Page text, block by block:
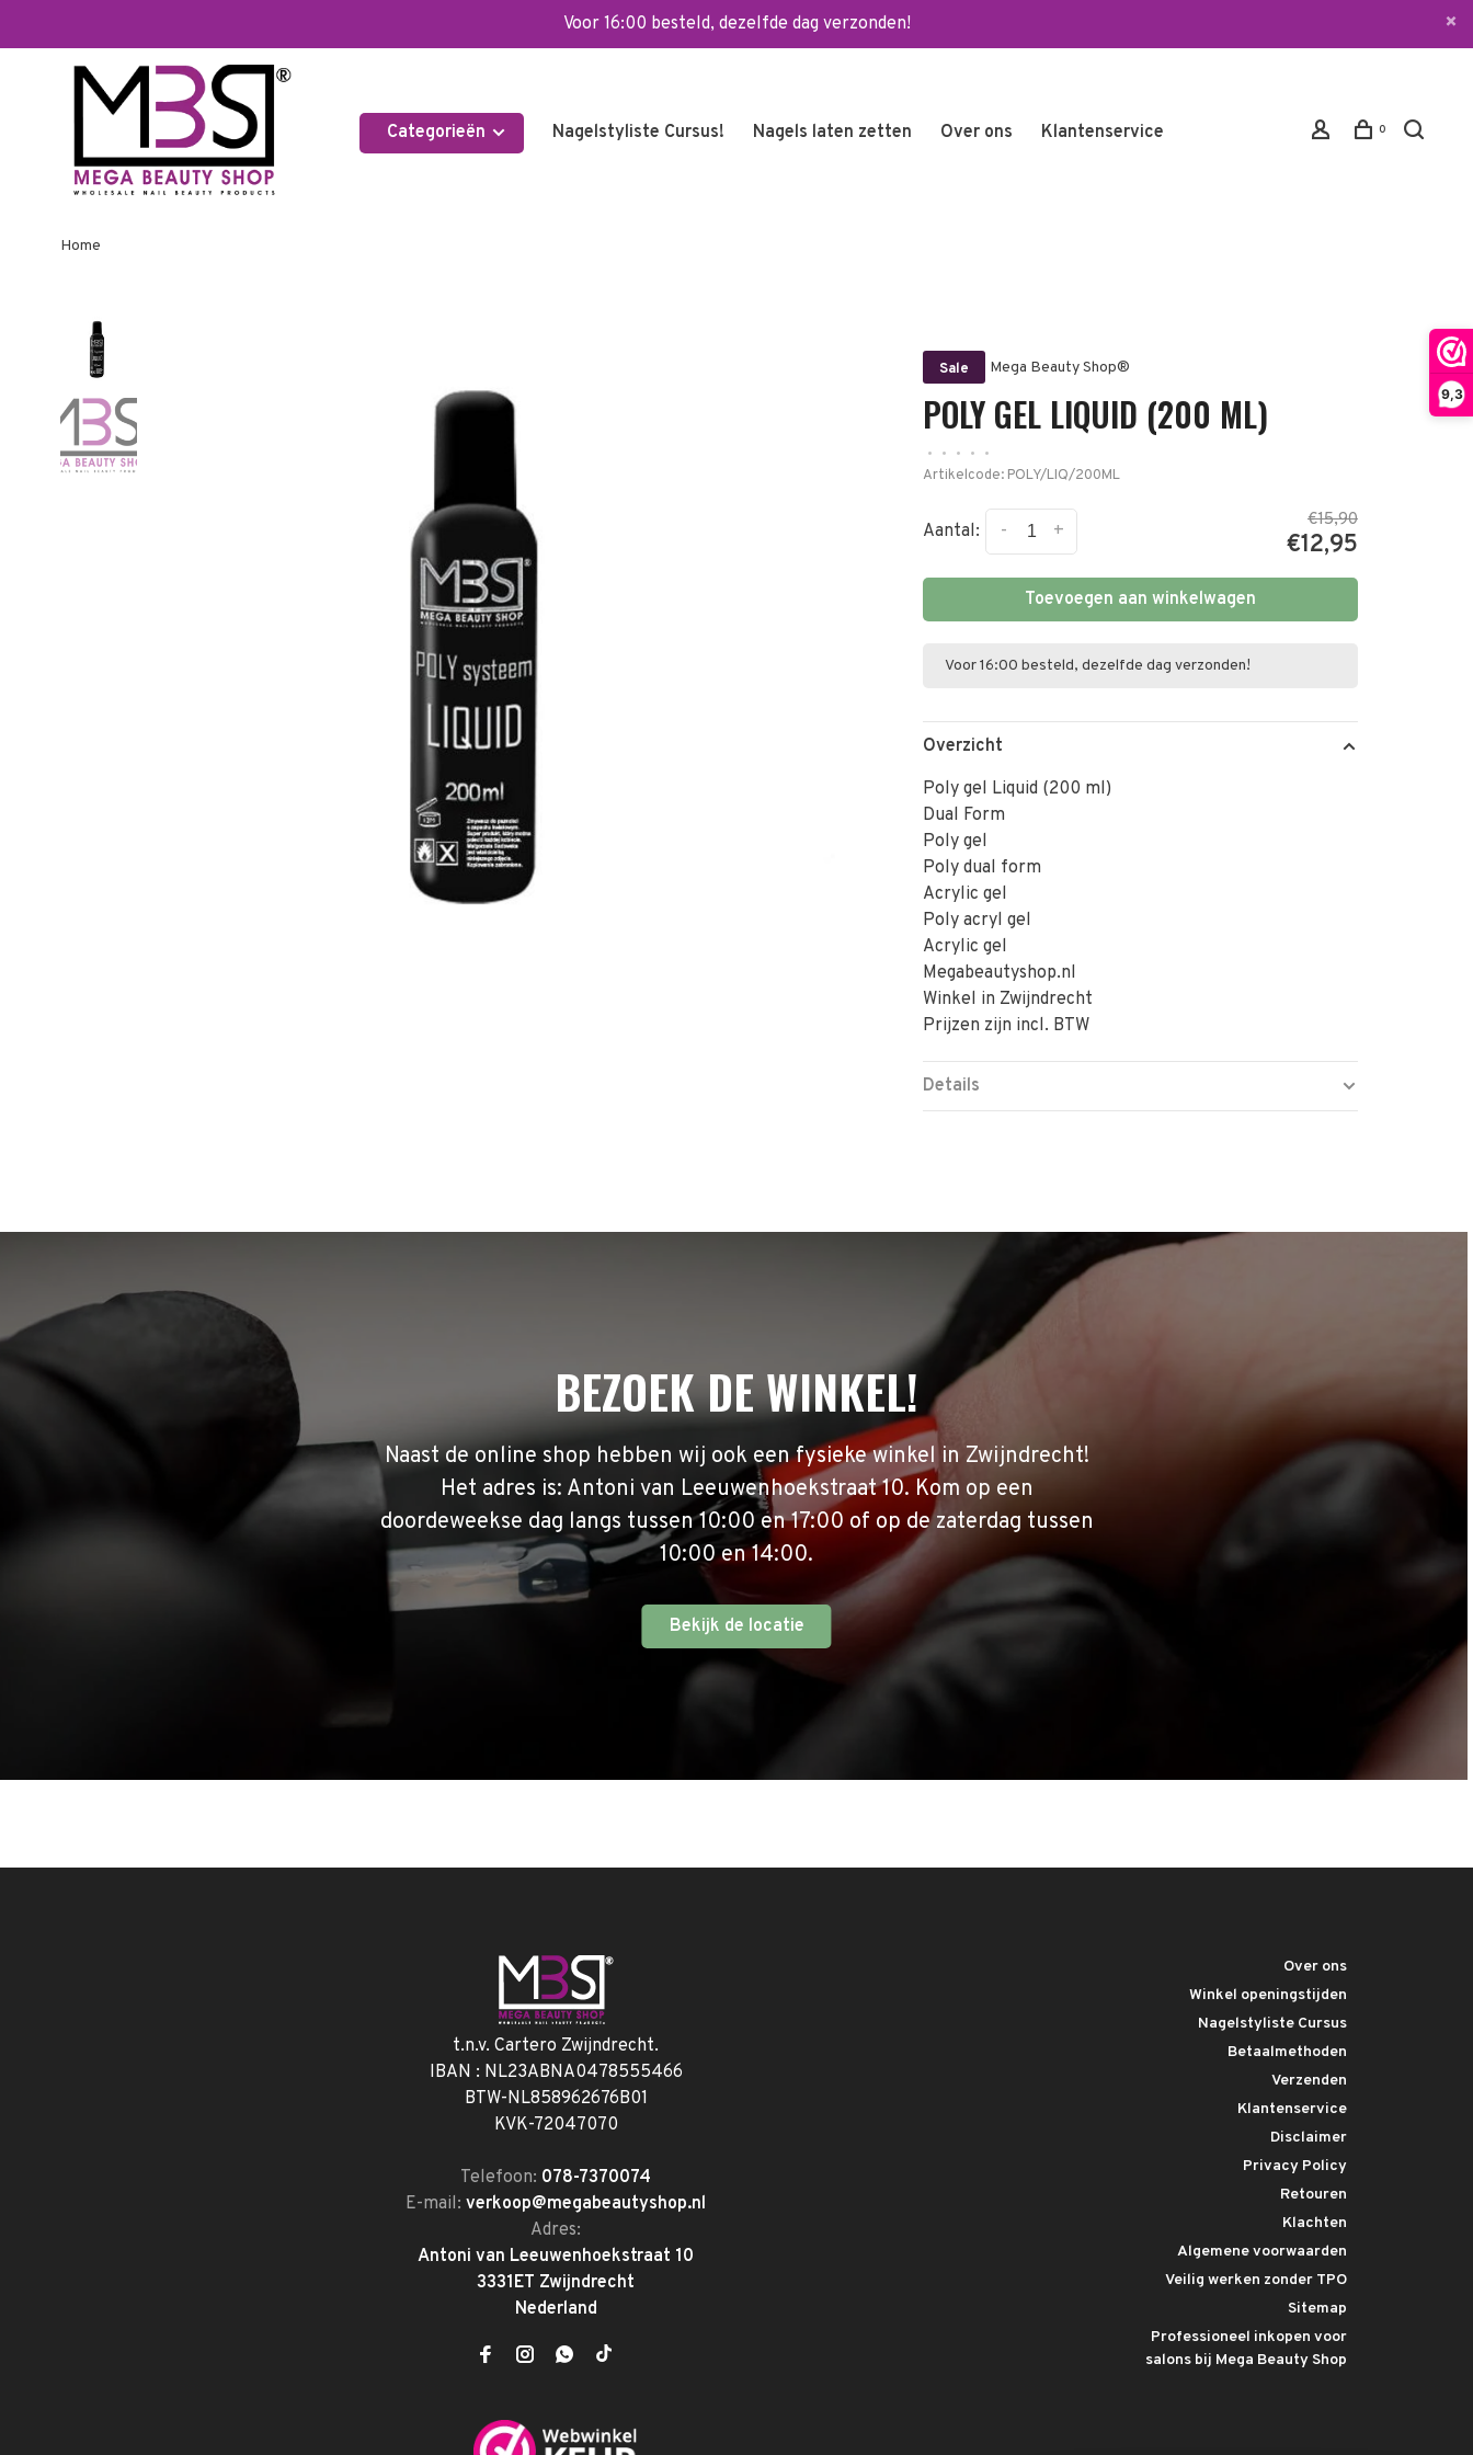
9,3
Voor 16:00 besteld, dezelfde dag verzonden!
Categorieën Nagelstyliste Cursus! Nagels laten zetten Over ons Klantenservice 0
Home
Sale Mega Beauty Shop®
POLY GEL LIQUID (200 ML)
• • • •
•
Artikelcode: POLY/LIQ/200ML
Aantal: +
-
€15,90
€12,95
Toevoegen aan winkelwagen
Voor 16:00 besteld, dezelfde dag verzonden!
Overzicht
Poly gel Liquid (200 ml)
Dual Form
Poly gel
Poly dual form
Acrylic gel
Poly acryl gel
Acrylic gel
Megabeautyshop.nl
Winkel in Zwijndrecht
Prijzen zijn incl. BTW
Details
BEZOEK DE WINKEL!
Naast de online shop hebben wij ook een fysieke winkel in Zwijndrecht!
Het adres is: Antoni van Leeuwenhoekstraat 10. Kom op een
doordeweekse dag langs tussen 10:00 en 17:00 of op de zaterdag tussen
10:00 en 14:00.
Bekijk de locatie
t.n.v. Cartero Zwijndrecht.
IBAN : NL23ABNA0478555466
BTW-NL858962676B01
KVK-72047070
Telefoon: 078-7370074
E-mail:verkoop@megabeautyshop.nl
Adres:
Antoni van Leeuwenhoekstraat 10
3331ET Zwijndrecht
Nederland
Over ons
Winkel openingstijden
Nagelstyliste Cursus
Betaalmethoden
Verzenden
Klantenservice
Disclaimer
Privacy Policy
Retouren
Klachten
Algemene voorwaarden
Veilig werken zonder TPO
Sitemap
Professioneel inkopen voor
salons bij Mega Beauty Shop